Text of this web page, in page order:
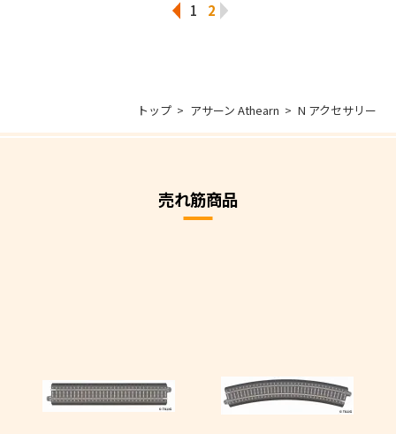
1 2
トップ アサーン Athearn N アクセサリー
売れ筋商品